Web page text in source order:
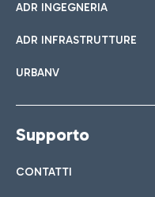
ADR INGEGNERIA
ADR INFRASTRUTTURE
URBANV
Supporto
CONTATTI